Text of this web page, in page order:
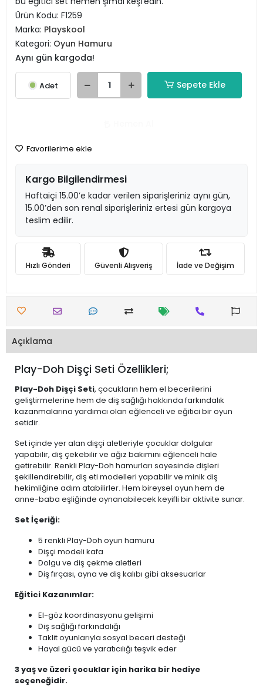
Ürün Kodu: ‎F1259
Marka: Playskool
Kategori: Oyun Hamuru
Aynı gün kargoda!
Adet Sepete Ekle
Favorilerime ekle
Kargo Bilgilendirmesi
Haftaiçi 15.00’e kadar verilen siparişleriniz aynı gün,
15.00’den son renal siparişleriniz ertesi gün kargoya
teslim edilir.
Hızlı Gönderi Güvenli Alışveriş İade ve Değişim
Açıklama
Play-Doh Dişçi Seti Özellikleri;
Play-Doh Dişçi Seti, çocukların hem el becerilerini
geliştirmelerine hem de diş sağlığı hakkında farkındalık
kazanmalarına yardımcı olan eğlenceli ve eğitici bir oyun
setidir.
Set içinde yer alan dişçi aletleriyle çocuklar dolgular
yapabilir, diş çekebilir ve ağız bakımını eğlenceli hale
getirebilir. Renkli Play-Doh hamurları sayesinde dişleri
şekillendirebilir, diş eti modelleri yapabilir ve minik diş
hekimliğine adım atabilirler. Hem bireysel oyun hem de
anne-baba eşliğinde oynanabilecek keyifli bir aktivite sunar.
Set İçeriği:
5 renkli Play-Doh oyun hamuru
Dişçi modeli kafa
Dolgu ve diş çekme aletleri
Diş fırçası, ayna ve diş kalıbı gibi aksesuarlar
Eğitici Kazanımlar:
El-göz koordinasyonu gelişimi
Diş sağlığı farkındalığı
Taklit oyunlarıyla sosyal beceri desteği
Hayal gücü ve yaratıcılığı teşvik eder
3 yaş ve üzeri çocuklar için harika bir hediye
seçeneğidir.